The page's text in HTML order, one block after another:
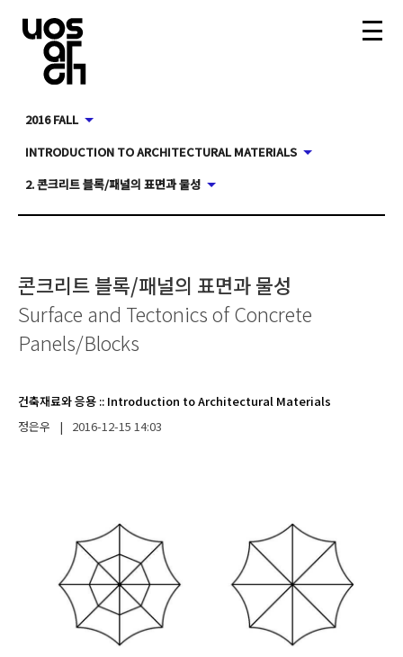
2016 FALL
INTRODUCTION TO ARCHITECTURAL MATERIALS
2. 콘크리트 블록/패널의 표면과 물성
콘크리트 블록/패널의 표면과 물성
Surface and Tectonics of Concrete
Panels/Blocks
건축재료와 응용 :: Introduction to Architectural Materials
정은우
| 2016-12-15 14:03